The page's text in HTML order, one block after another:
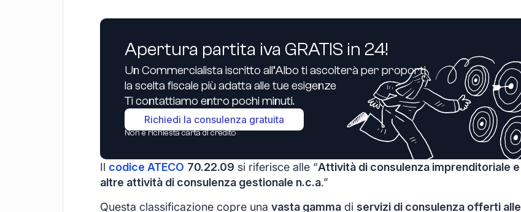
Apertura partita iva GRATIS in 24!
Un Commercialista iscritto all’Albo ti ascolterà per proporti
la scelta fiscale più adatta alle tue esigenze
Ti contattiamo entro pochi minuti.
Richiedi la consulenza gratuita
Non è richiesta carta di credito
Il codice ATECO 70.22.09 si riferisce alle “Attività di consulenza imprenditoriale e
altre attività di consulenza gestionale n.c.a.”
Questa classificazione copre una vasta gamma di servizi di consulenza offerti alle